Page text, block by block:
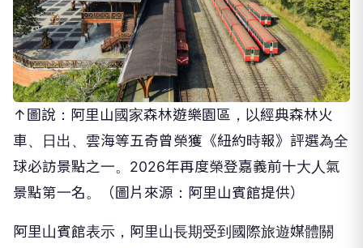
↑圖說：阿里山國家森林遊樂園區，以經典森林火
車、日出、雲海等五奇曾榮獲《紐約時報》評選為全
球必訪景點之一。2026年再度榮登嘉義前十大人氣
景點第一名。（圖片來源：阿里山賓館提供）
阿里山賓館表示，阿里山長期受到國際旅遊媒體關